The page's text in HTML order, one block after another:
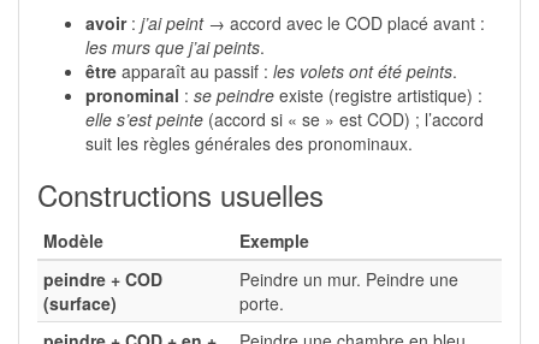
avoir: j’ai peint→ accord avec le COD placé avant :
les murs que j’ai peints.
être apparaît au passif : les volets ont été peints.
pronominal : se peindre existe (registre artistique) :
elle s’est peinte (accord si « se » est COD) ; l’accord
suit les règles générales des pronominaux.
Constructions usuelles
Modèle
Exemple
peindre + COD
(surface)
Peindre un mur. Peindre une
porte.